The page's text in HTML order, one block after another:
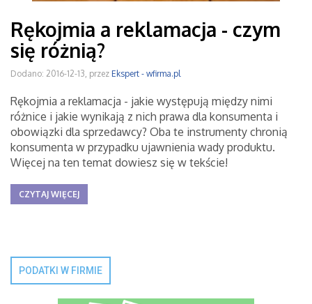
Rękojmia a reklamacja - czym
się różnią?
Dodano: 2016-12-13, przez Ekspert - wfirma.pl
Rękojmia a reklamacja - jakie występują między nimi
różnice i jakie wynikają z nich prawa dla konsumenta i
obowiązki dla sprzedawcy? Oba te instrumenty chronią
konsumenta w przypadku ujawnienia wady produktu.
Więcej na ten temat dowiesz się w tekście!
CZYTAJ WIĘCEJ
PODATKI W FIRMIE